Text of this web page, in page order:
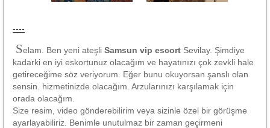
----
Selam. Ben yeni ateşli Samsun vip escort Sevilay. Şimdiye
kadarki en iyi eskortunuz olacağım ve hayatınızı çok zevkli hale
getireceğime söz veriyorum. Eğer bunu okuyorsan şanslı olan
sensin. hizmetinizde olacağım. Arzularınızı karşılamak için
orada olacağım.
Size resim, video gönderebilirim veya sizinle özel bir görüşme
ayarlayabiliriz. Benimle unutulmaz bir zaman geçirmeni